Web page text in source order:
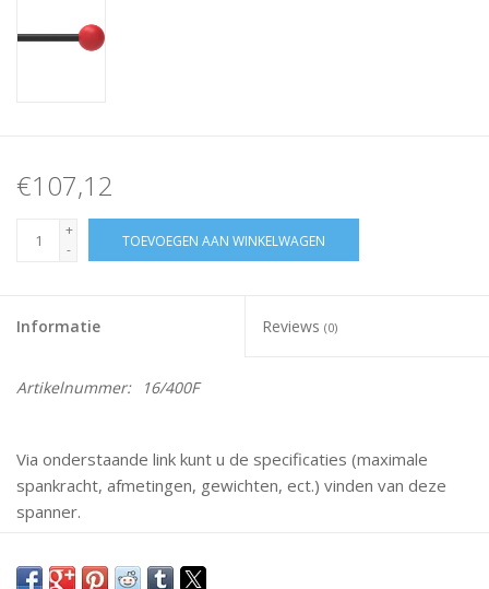
€107,12
+
-
TOEVOEGEN AAN WINKELWAGEN
Informatie Reviews (0)
Artikelnummer: 16/400F
Via onderstaande link kunt u de specificaties (maximale
spankracht, afmetingen, gewichten, ect.) vinden van deze
spanner.
Mochten er vragen zijn neem dan gerust contact met ons